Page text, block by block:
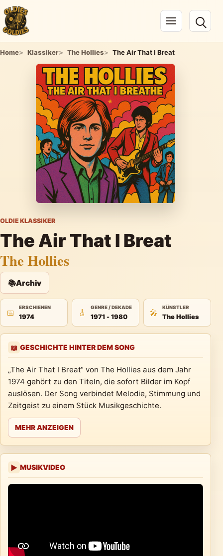
Navigation öffnen
Home Klassiker The Hollies The Air That I Breat
OLDIE KLASSIKER
The Air That I Breat
The Hollies
📚Archiv
📅
ERSCHIENEN
1974 🎸
GENRE / DEKADE
1971 - 1980 🎤
KÜNSTLER
The Hollies
📖 GESCHICHTE HINTER DEM SONG
„The Air That I Breat“ von The Hollies aus dem Jahr
1974 gehört zu den Titeln, die sofort Bilder im Kopf
auslösen. Der Song verbindet Melodie, Stimmung und
Zeitgeist zu einem Stück Musikgeschichte.
MEHR ANZEIGEN
▶ MUSIKVIDEO